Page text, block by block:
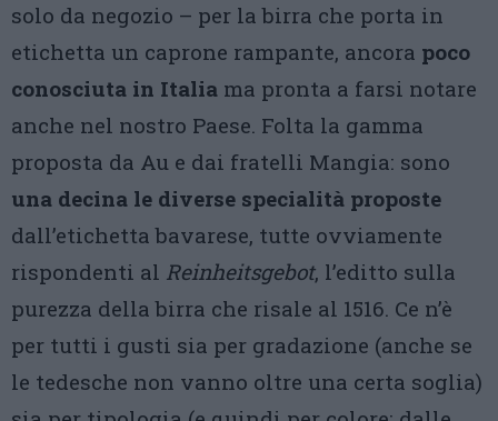
solo da negozio – per la birra che porta in
etichetta un caprone rampante, ancora poco
conosciuta in Italia ma pronta a farsi notare
anche nel nostro Paese. Folta la gamma
proposta da Au e dai fratelli Mangia: sono
una decina le diverse specialità proposte
dall’etichetta bavarese, tutte ovviamente
rispondenti al Reinheitsgebot, l’editto sulla
purezza della birra che risale al 1516. Ce n’è
per tutti i gusti sia per gradazione (anche se
le tedesche non vanno oltre una certa soglia)